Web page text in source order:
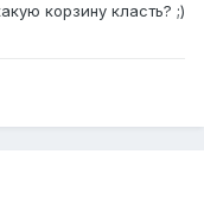
корзину класть? ;)